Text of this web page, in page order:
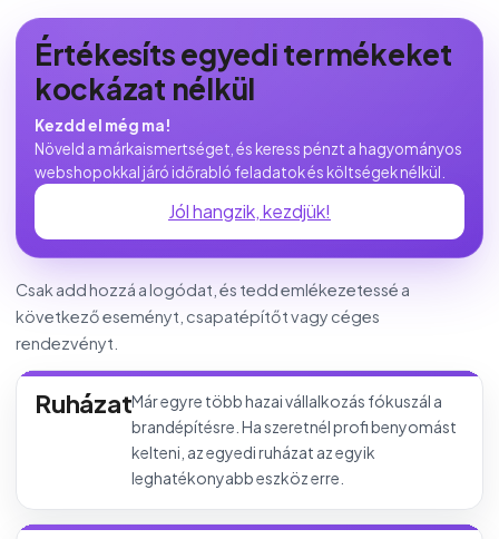
Értékesíts egyedi termékeket
kockázat nélkül
Kezdd el még ma!
Növeld a márkaismertséget, és keress pénzt a hagyományos
webshopokkal járó időrabló feladatok és költségek nélkül.
Jól hangzik, kezdjük!
Csak add hozzá a logódat, és tedd emlékezetessé a
következő eseményt, csapatépítőt vagy céges
rendezvényt.
RuházatMár egyre több hazai vállalkozás fókuszál a
brandépítésre. Ha szeretnél profi benyomást
kelteni, az egyedi ruházat az egyik
leghatékonyabb eszköz erre.